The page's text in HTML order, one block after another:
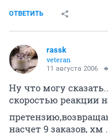
ОТВЕТИТЬ
rassk
veteran
11 августа 2006
Ну что могу
скоростью реакции
насчет 9 заказов,